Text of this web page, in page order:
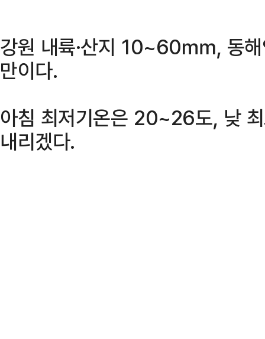
강원 내륙·산지 10~60㎜, 동
만이다.
아침 최저기온은 20~26도, 낮
내리겠다.